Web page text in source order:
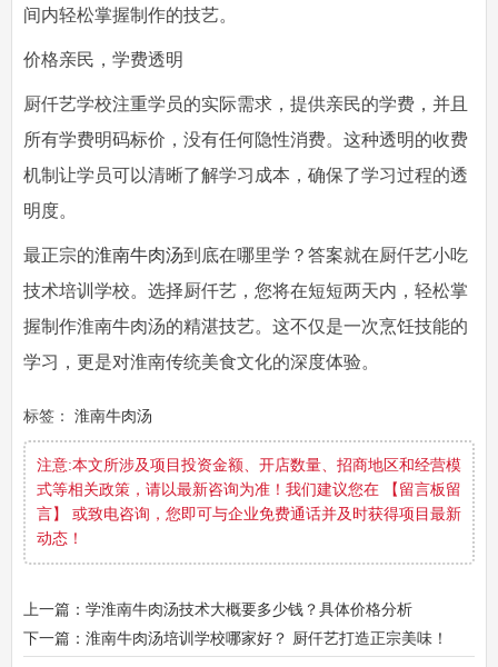
间内轻松掌握制作的技艺。
价格亲民，学费透明
厨仟艺学校注重学员的实际需求，提供亲民的学费，并且
所有学费明码标价，没有任何隐性消费。这种透明的收费
机制让学员可以清晰了解学习成本，确保了学习过程的透
明度。
最正宗的淮南牛肉汤到底在哪里学？答案就在厨仟艺小吃
技术培训学校。选择厨仟艺，您将在短短两天内，轻松掌
握制作淮南牛肉汤的精湛技艺。这不仅是一次烹饪技能的
学习，更是对淮南传统美食文化的深度体验。
标签： 淮南牛肉汤
注意:本文所涉及项目投资金额、开店数量、招商地区和经营模
式等相关政策，请以最新咨询为准！我们建议您在 【留言板留
言】 或致电咨询，您即可与企业免费通话并及时获得项目最新
动态！
上一篇：学淮南牛肉汤技术大概要多少钱？具体价格分析
下一篇：淮南牛肉汤培训学校哪家好？ 厨仟艺打造正宗美味！